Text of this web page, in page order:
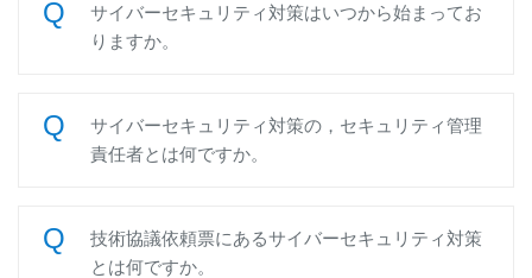
サイバーセキュリティ対策はいつから始まってお
りますか。
サイバーセキュリティ対策の，セキュリティ管理
責任者とは何ですか。
技術協議依頼票にあるサイバーセキュリティ対策
とは何ですか。